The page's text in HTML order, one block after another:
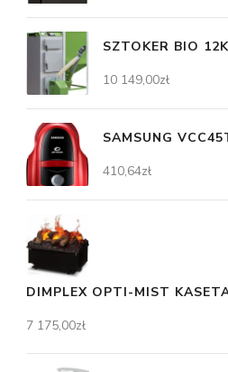
SZTOKER BIO
10 149,00zł
SAMSUNG
410,64zł
DIMPLEX OPTI-MIST
7 175,00zł